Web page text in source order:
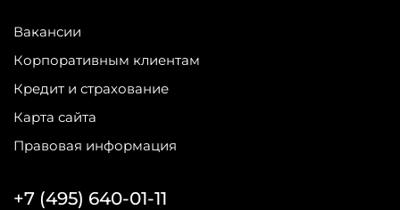
Вакансии
Корпоративным клиентам
Кредит и страхование
Карта сайта
Правовая информация
+7 (495) 640-01-11